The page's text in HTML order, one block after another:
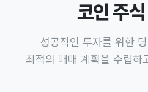
코인 주식
성공적인 투자를 위한
최적의 매매 계획을 수립하